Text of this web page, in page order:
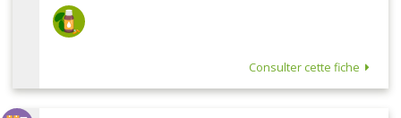
Consulter cette fiche